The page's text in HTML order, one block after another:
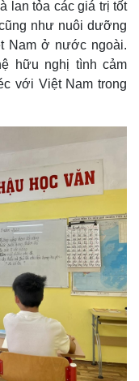
n
g
m
lan tỏa các giá trị tốt
như nuôi dưỡng
Nam ở nước ngoài.
hữu nghị tình cảm
với Việt Nam trong